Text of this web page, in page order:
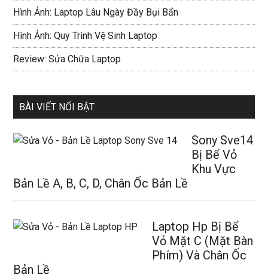
Hình Ảnh: Laptop Lâu Ngày Đầy Bụi Bẩn
Hình Ảnh: Quy Trình Vệ Sinh Laptop
Review: Sửa Chữa Laptop
BÀI VIẾT NỔI BẬT
Sony Sve14
Bị Bể Vỏ
Khu Vực
Bản Lề A, B, C, D, Chân Ốc Bản Lề
Laptop Hp Bị Bể
Vỏ Mặt C (Mặt Bàn
Phím) Và Chân Ốc
Bản Lề